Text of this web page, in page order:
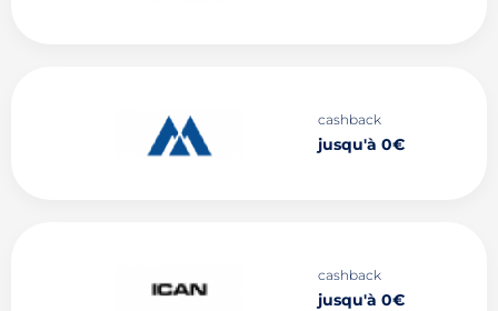
cashback
jusqu'à 0€
cashback
jusqu'à 0€